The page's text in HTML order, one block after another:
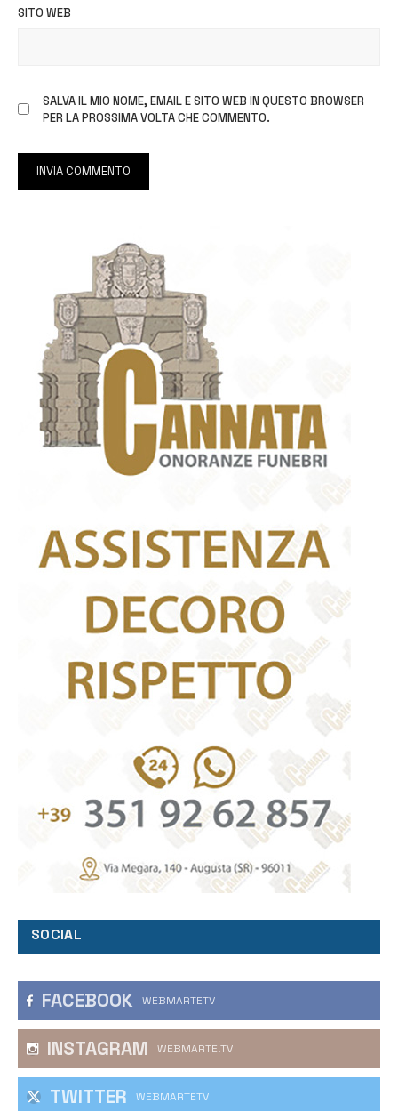
SITO WEB
SALVA IL MIO NOME, EMAIL E SITO WEB IN QUESTO BROWSER
PER LA PROSSIMA VOLTA CHE COMMENTO.
SOCIAL
FACEBOOK WEBMARTETV
INSTAGRAM WEBMARTE.TV
TWITTER WEBMARTETV